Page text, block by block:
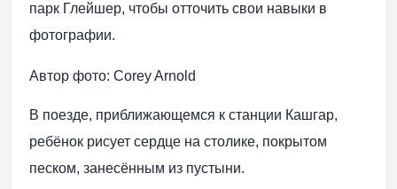
парк Глейшер, чтобы отточить свои навыки в
фотографии.
Автор фото: Corey Arnold
В поезде, приближающемся к станции Кашгар,
ребёнок рисует сердце на столике, покрытом
песком, занесённым из пустыни.